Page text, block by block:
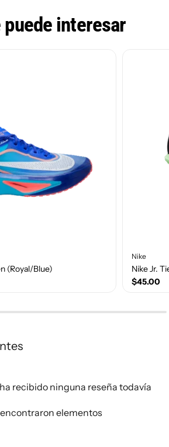
interesar
(Royal/Blue)
Nike
Nike Jr.
$45.00
recibido ninguna reseña todavía
encontraron elementos